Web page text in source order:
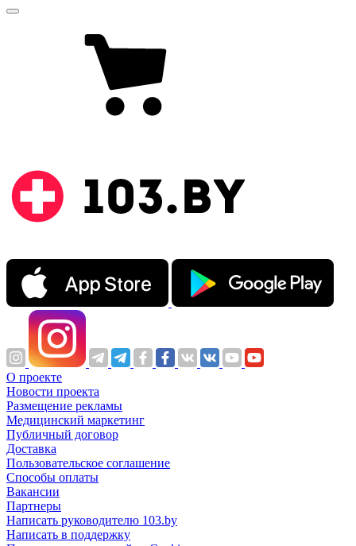
О проекте
Новости проекта
Размещение рекламы
Медицинский маркетинг
Публичный договор
Доставка
Пользовательское соглашение
Способы оплаты
Вакансии
Партнеры
Написать руководителю 103.by
Написать в поддержку